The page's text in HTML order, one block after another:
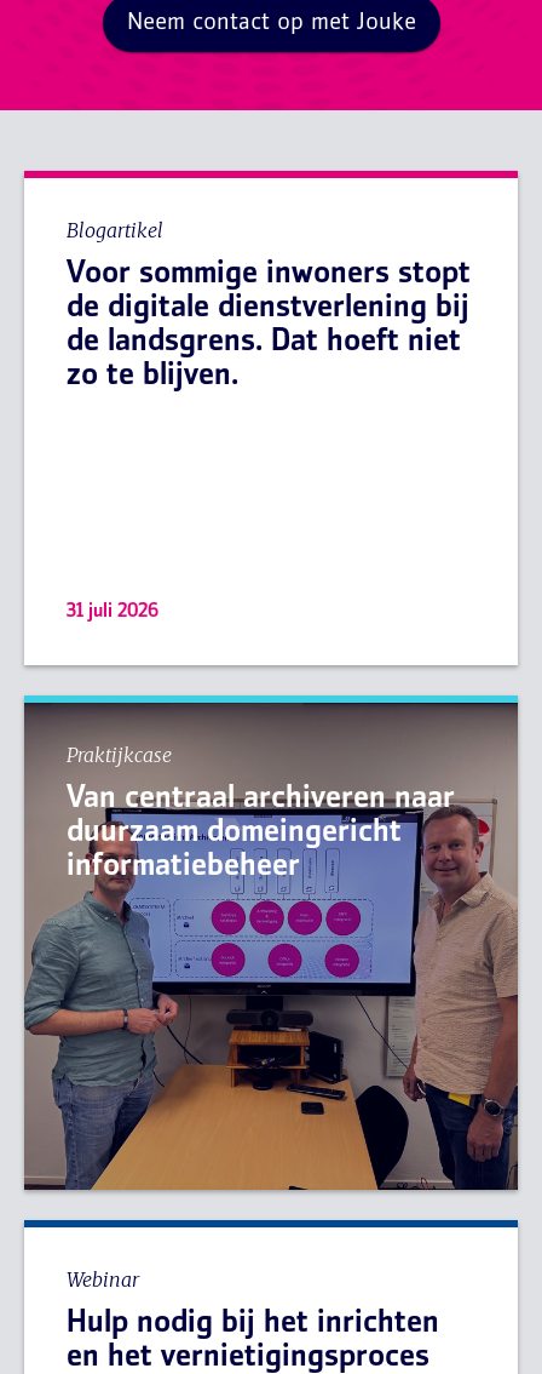
Neem contact op met Jouke
Blogartikel
Voor sommige inwoners stopt
de digitale dienstverlening bij
de landsgrens. Dat hoeft niet
zo te blijven.
31 juli 2026
Praktijkcase
Van centraal archiveren naar
duurzaam domeingericht
informatiebeheer
Webinar
Hulp nodig bij het inrichten
en het vernietigingsproces